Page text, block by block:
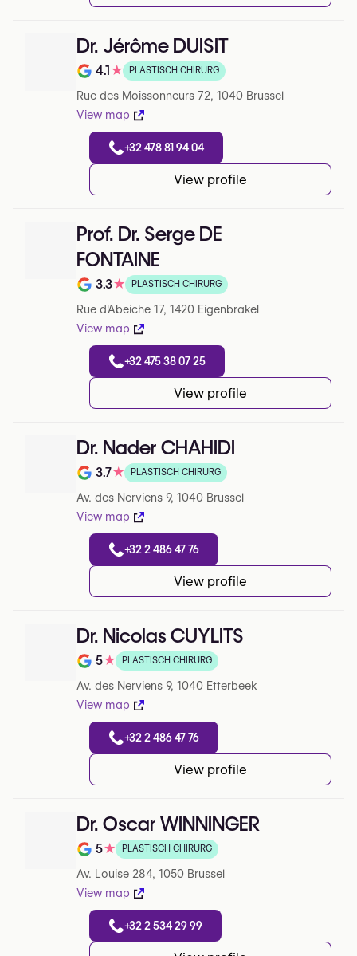
Dr. Jérôme DUISIT
Note de 4.1 sur 5 sur Google
4.1★ PLASTISCH CHIRURG
Rue des Moissonneurs 72, 1040 Brussel
View map
+32 478 81 94 04
View profile
Prof. Dr. Serge DE
FONTAINE
Note de 3.3 sur 5 sur Google
3.3★ PLASTISCH CHIRURG
Rue d'Abeiche 17, 1420 Eigenbrakel
View map
+32 475 38 07 25
View profile
Dr. Nader CHAHIDI
Note de 3.7 sur 5 sur Google
3.7★ PLASTISCH CHIRURG
Av. des Nerviens 9, 1040 Brussel
View map
+32 2 486 47 76
View profile
Dr. Nicolas CUYLITS
Note de 5 sur 5 sur Google
5★ PLASTISCH CHIRURG
Av. des Nerviens 9, 1040 Etterbeek
View map
+32 2 486 47 76
View profile
Dr. Oscar WINNINGER
Note de 5 sur 5 sur Google
5★ PLASTISCH CHIRURG
Av. Louise 284, 1050 Brussel
View map
+32 2 534 29 99